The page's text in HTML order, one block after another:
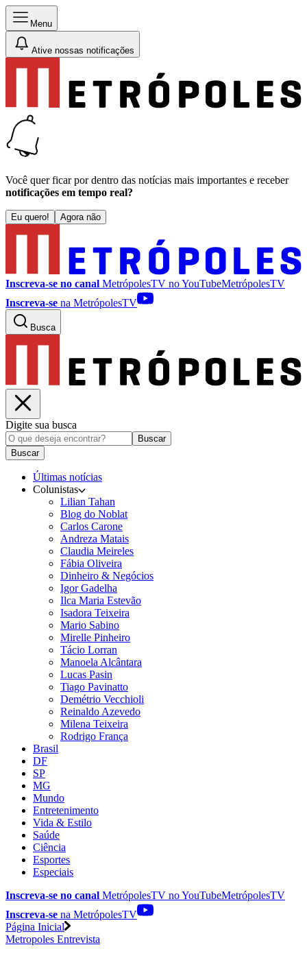
Menu
Ative nossas notificações
Você quer ficar por dentro das notícias mais importantes e receber
notificações em tempo real?
Eu quero! Agora não
Inscreva-se no canal MetrópolesTV noYouTubeMetrópolesTV
Inscreva-se na MetrópolesTV
Busca
Digite sua busca
Buscar
Buscar
Últimas notícias
Colunistas
Lilian Tahan
Blog do Noblat
Carlos Carone
Andreza Matais
Claudia Meireles
Fábia Oliveira
Dinheiro & Negócios
Igor Gadelha
Ilca Maria Estevão
Isadora Teixeira
Mario Sabino
Mirelle Pinheiro
Tácio Lorran
Manoela Alcântara
Lucas Pasin
Tiago Pavinatto
Demétrio Vecchioli
Reinaldo Azevedo
Milena Teixeira
Rodrigo França
Brasil
DF
SP
MG
Mundo
Entretenimento
Vida & Estilo
Saúde
Ciência
Esportes
Especiais
Inscreva-se no canal MetrópolesTV noYouTubeMetrópolesTV
Inscreva-se na MetrópolesTV
Página Inicial
Metropoles Entrevista